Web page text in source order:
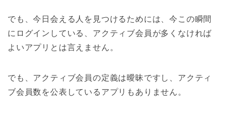
でも、今日会える人を見つけるためには、今この瞬間
にログインしている、アクティブ会員が多くなければ
よいアプリとは言えません。
でも、アクティブ会員の定義は曖昧ですし、アクティ
ブ会員数を公表しているアプリもありません。